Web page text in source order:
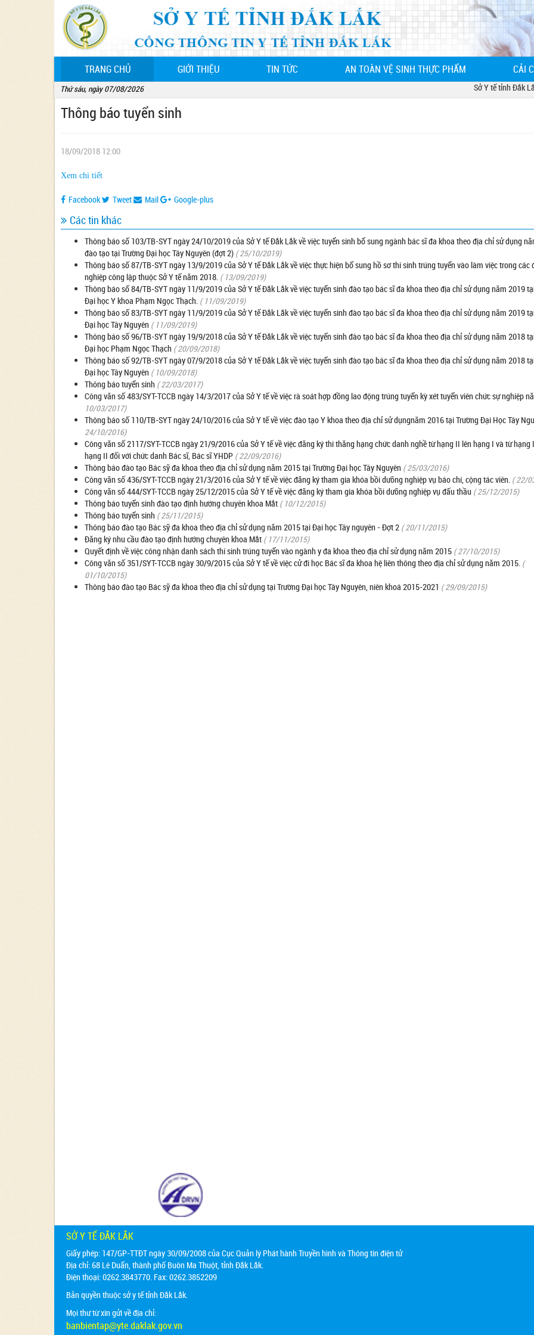
TRANG CHỦ(CURRENT) GIỚI THIỆU TIN TỨC AN TOÀN VỆ SINH THỰC PHẨM CẢI
Thứ sáu, ngày 07/08/2026 Sở Y tế tỉnh Đắk Lắk
Thông báo tuyển sinh
18/09/2018 12:00
Xem chi tiết
Facebook Tweet Mail Google-plus
Các tin khác
Thông báo số 103/TB-SYT ngày 24/10/2019 của Sở Y tế Đắk Lắk về việc tuyển sinh bổ sung ngành bác sĩ đa khoa theo địa chỉ sử dụng
đào tạo tại Trường Đại học Tây Nguyên (đợt 2) ( 25/10/2019)
Thông báo số 87/TB-SYT ngày 13/9/2019 của Sở Y tế Đắk Lắk về việc thực hiện bổ sung hồ sơ thí sinh trúng tuyển vào làm việc trong các
nghiệp công lập thuộc Sở Y tế năm 2018. ( 13/09/2019)
Thông báo số 84/TB-SYT ngày 11/9/2019 của Sở Y tế Đắk Lắk về việc tuyển sinh đào tạo bác sĩ đa khoa theo địa chỉ sử dụng năm 2019
Đại học Y khoa Phạm Ngọc Thạch. ( 11/09/2019)
Thông báo số 83/TB-SYT ngày 11/9/2019 của Sở Y tế Đắk Lắk về việc tuyển sinh đào tạo bác sĩ đa khoa theo địa chỉ sử dụng năm 2019
Đại học Tây Nguyên ( 11/09/2019)
Thông báo số 96/TB-SYT ngày 19/9/2018 của Sở Y tế Đắk Lắk về việc tuyển sinh đào tạo bác sĩ đa khoa theo địa chỉ sử dụng năm 2018
Đại học Phạm Ngọc Thạch ( 20/09/2018)
Thông báo số 92/TB-SYT ngày 07/9/2018 của Sở Y tế Đắk Lắk về việc tuyển sinh đào tạo bác sĩ đa khoa theo địa chỉ sử dụng năm 2018
Đại học Tây Nguyên ( 10/09/2018)
Thông báo tuyển sinh ( 22/03/2017)
Công văn số 483/SYT-TCCB ngày 14/3/2017 của Sở Y tế về việc rà soát hợp đồng lao động trúng tuyển kỳ xét tuyển viên chức sự nghiệp
10/03/2017)
Thông báo số 110/TB-SYT ngày 24/10/2016 của Sở Y tế về việc đào tạo Y khoa theo địa chỉ sử dụngnăm 2016 tại Trường Đại Học Tây
24/10/2016)
Công văn số 2117/SYT-TCCB ngày 21/9/2016 của Sở Y tế về việc đăng ký thi thăng hạng chức danh nghề từ hạng II lên hạng I và từ hạng
hạng II đối với chức danh Bác sĩ, Bác sĩ YHDP ( 22/09/2016)
Thông báo đào tạo Bác sỹ đa khoa theo địa chỉ sử dụng năm 2015 tại Trường Đại học Tây Nguyên ( 25/03/2016)
Công văn số 436/SYT-TCCB ngày 21/3/2016 của Sở Y tế về việc đăng ký tham gia khóa bồi dưỡng nghiệp vụ báo chí, cộng tác viên. ( 22/
Công văn số 444/SYT-TCCB ngày 25/12/2015 của Sở Y tế về việc đăng ký tham gia khóa bồi dưỡng nghiệp vụ đấu thầu ( 25/12/2015)
Thông báo tuyển sinh đào tạo định hướng chuyên khoa Mắt ( 10/12/2015)
Thông báo tuyển sinh ( 25/11/2015)
Thông báo đào tạo Bác sỹ đa khoa theo địa chỉ sử dụng năm 2015 tại Đại học Tây nguyên - Đợt 2 ( 20/11/2015)
Đăng ký nhu cầu đào tạo định hướng chuyên khoa Mắt ( 17/11/2015)
Quyết định về việc công nhận danh sách thí sinh trúng tuyển vào ngành y đa khoa theo địa chỉ sử dụng năm 2015 ( 27/10/2015)
Công văn số 351/SYT-TCCB ngày 30/9/2015 của Sở Y tế về việc cử đi học Bác sĩ đa khoa hệ liên thông theo địa chỉ sử dụng năm 2015. (
01/10/2015)
Thông báo đào tạo Bác sỹ đa khoa theo địa chỉ sử dụng tại Trường Đại học Tây Nguyên, niên khoá 2015-2021 ( 29/09/2015)
SỞ Y TẾ ĐẮK LẮK
Giấy phép: 147/GP-TTĐT ngày 30/09/2008 của Cục Quản lý Phát hành Truyền hình và Thông tin điện tử
Địa chỉ:68 Lê Duẩn, thành phố Buôn Ma Thuột, tỉnh Đắk Lắk.
Điện thoại: 0262.3843770. Fax: 0262.3852209
Bản quyền thuộc sở y tế tỉnh Đắk Lắk.
Mọi thư từ xin gửi về địa chỉ:
banbientap@yte.daklak.gov.vn